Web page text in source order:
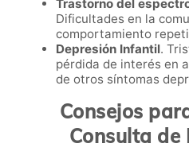
Trastorno del
Dificultades en la
comportamiento
Depresión Infantil.
pérdida de interés en
de otros síntomas
Consejos
Consulta